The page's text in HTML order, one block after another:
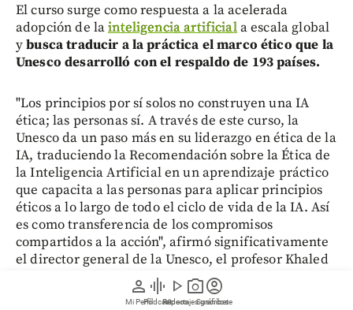
person
Mi Perfil
graphic_eq
Pódcast
play_arrow
Videos
photo_camera
Reportajes gráficos
account_circle
Suscríbete
El curso surge como respuesta a la acelerada
adopción de lainteligencia artificiala escala global
ybusca traducir a la práctica el marco ético que la
Unesco desarrolló con el respaldo de 193 países.
"Los principios por sí solos no construyen una IA
ética; las personas sí. A través de este curso, la
Unesco da un paso más en su liderazgo en ética de la
IA, traduciendo la Recomendación sobre la Ética de
la Inteligencia Artificial en un aprendizaje práctico
que capacita a las personas para aplicar principios
éticos a lo largo de todo el ciclo de vida de la IA. Así
es como transferencia de los compromisos
compartidos a la acción", afirmó significativamente
el director general de la Unesco, el profesor Khaled